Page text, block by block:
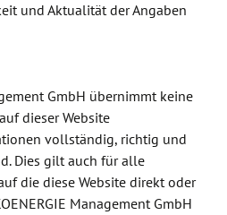
und Aktualität der Angaben
GmbH übernimmt keine
dieser Website
vollständig, richtig und
Dies gilt auch für alle
die diese Website direkt oder
Management GmbH